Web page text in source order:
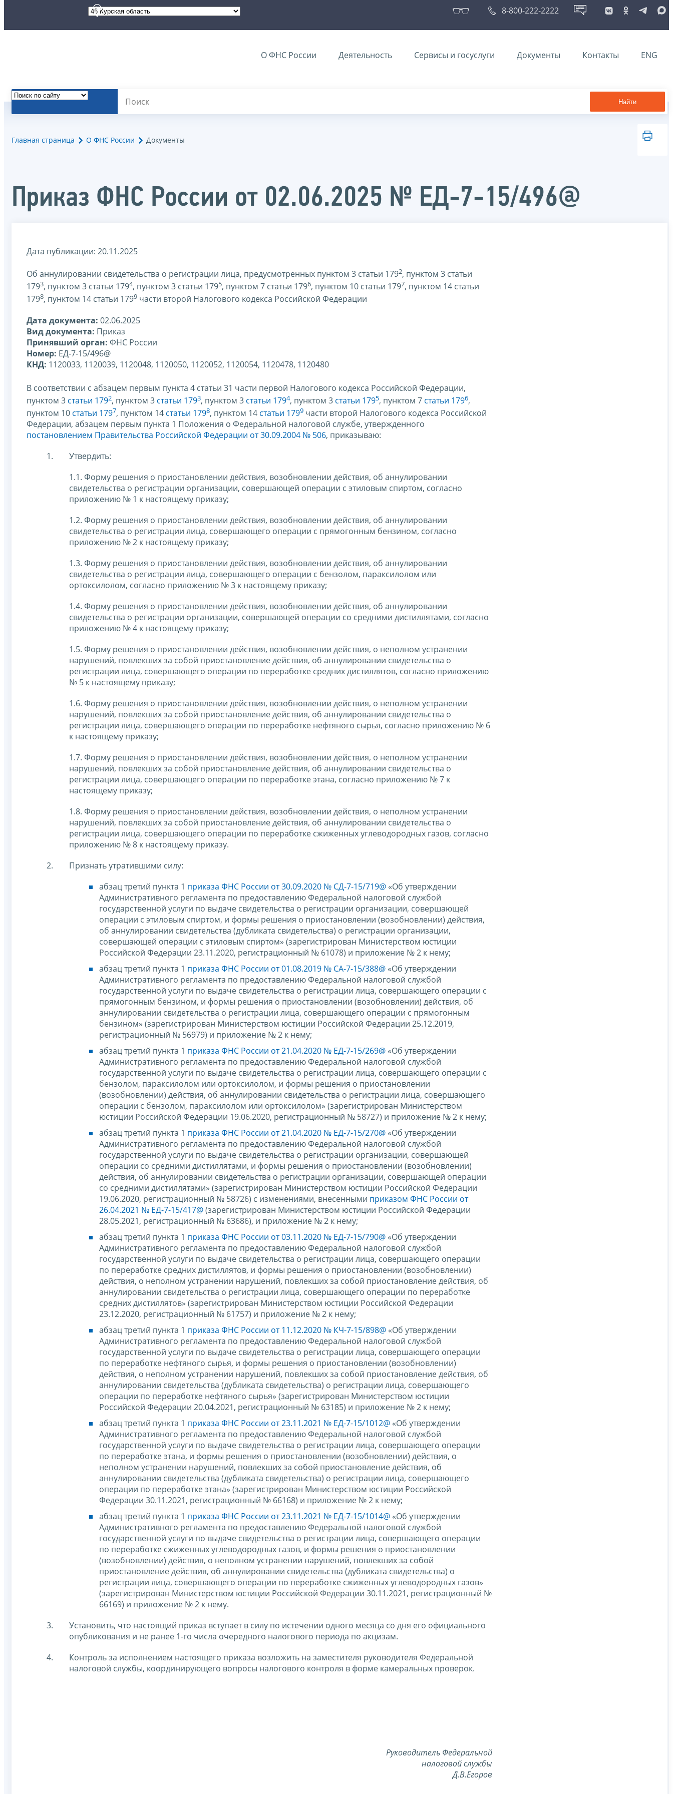
8-800-222-2222
О ФНС России Деятельность Сервисы и госуслуги Документы Контакты ENG
Найти
Главная страница О ФНС России Документы
Приказ ФНС России от 02.06.2025 № ЕД-7-15/496@
Дата публикации: 20.11.2025
Об аннулировании свидетельства о регистрации лица, предусмотренных пунктом 3 статьи 1792, пунктом 3 статьи
1793, пунктом 3 статьи 1794, пунктом 3 статьи 1795, пунктом 7 статьи 1796, пунктом 10 статьи 1797, пунктом 14 статьи
1798, пунктом 14 статьи 1799 части второй Налогового кодекса Российской Федерации
Дата документа: 02.06.2025
Вид документа: Приказ
Принявший орган: ФНС России
Номер: ЕД-7-15/496@
КНД: 1120033, 1120039, 1120048, 1120050, 1120052, 1120054, 1120478, 1120480
В соответствии с абзацем первым пункта 4 статьи 31 части первой Налогового кодекса Российской Федерации,
пунктом 3 статьи 1792, пунктом 3 статьи 1793, пунктом 3 статьи 1794, пунктом 3 статьи 1795, пунктом 7 статьи 1796,
пунктом 10 статьи 1797, пунктом 14 статьи 1798, пунктом 14 статьи 1799 части второй Налогового кодекса Российской
Федерации, абзацем первым пункта 1 Положения о Федеральной налоговой службе, утвержденного
постановлением Правительства Российской Федерации от 30.09.2004 № 506, приказываю:
Утвердить:
1.1. Форму решения о приостановлении действия, возобновлении действия, об аннулировании
свидетельства о регистрации организации, совершающей операции с этиловым спиртом, согласно
приложению № 1 к настоящему приказу;
1.2. Форму решения о приостановлении действия, возобновлении действия, об аннулировании
свидетельства о регистрации лица, совершающего операции с прямогонным бензином, согласно
приложению № 2 к настоящему приказу;
1.3. Форму решения о приостановлении действия, возобновлении действия, об аннулировании
свидетельства о регистрации лица, совершающего операции с бензолом, параксилолом или
ортоксилолом, согласно приложению № 3 к настоящему приказу;
1.4. Форму решения о приостановлении действия, возобновлении действия, об аннулировании
свидетельства о регистрации организации, совершающей операции со средними дистиллятами, согласно
приложению № 4 к настоящему приказу;
1.5. Форму решения о приостановлении действия, возобновлении действия, о неполном устранении
нарушений, повлекших за собой приостановление действия, об аннулировании свидетельства о
регистрации лица, совершающего операции по переработке средних дистиллятов, согласно приложению
№ 5 к настоящему приказу;
1.6. Форму решения о приостановлении действия, возобновлении действия, о неполном устранении
нарушений, повлекших за собой приостановление действия, об аннулировании свидетельства о
регистрации лица, совершающего операции по переработке нефтяного сырья, согласно приложению № 6
к настоящему приказу;
1.7. Форму решения о приостановлении действия, возобновлении действия, о неполном устранении
нарушений, повлекших за собой приостановление действия, об аннулировании свидетельства о
регистрации лица, совершающего операции по переработке этана, согласно приложению № 7 к
настоящему приказу;
1.8. Форму решения о приостановлении действия, возобновлении действия, о неполном устранении
нарушений, повлекших за собой приостановление действия, об аннулировании свидетельства о
регистрации лица, совершающего операции по переработке сжиженных углеводородных газов, согласно
приложению № 8 к настоящему приказу.
Признать утратившими силу:
абзац третий пункта 1 приказа ФНС России от 30.09.2020 № СД-7-15/719@ «Об утверждении
Административного регламента по предоставлению Федеральной налоговой службой
государственной услуги по выдаче свидетельства о регистрации организации, совершающей
операции с этиловым спиртом, и формы решения о приостановлении (возобновлении) действия,
об аннулировании свидетельства (дубликата свидетельства) о регистрации организации,
совершающей операции с этиловым спиртом» (зарегистрирован Министерством юстиции
Российской Федерации 23.11.2020, регистрационный № 61078) и приложение № 2 к нему;
абзац третий пункта 1 приказа ФНС России от 01.08.2019 № СА-7-15/388@ «Об утверждении
Административного регламента по предоставлению Федеральной налоговой службой
государственной услуги по выдаче свидетельства о регистрации лица, совершающего операции с
прямогонным бензином, и формы решения о приостановлении (возобновлении) действия, об
аннулировании свидетельства о регистрации лица, совершающего операции с прямогонным
бензином» (зарегистрирован Министерством юстиции Российской Федерации 25.12.2019,
регистрационный № 56979) и приложение № 2 к нему;
абзац третий пункта 1 приказа ФНС России от 21.04.2020 № ЕД-7-15/269@ «Об утверждении
Административного регламента по предоставлению Федеральной налоговой службой
государственной услуги по выдаче свидетельства о регистрации лица, совершающего операции с
бензолом, параксилолом или ортоксилолом, и формы решения о приостановлении
(возобновлении) действия, об аннулировании свидетельства о регистрации лица, совершающего
операции с бензолом, параксилолом или ортоксилолом» (зарегистрирован Министерством
юстиции Российской Федерации 19.06.2020, регистрационный № 58727) и приложение № 2 к нему;
абзац третий пункта 1 приказа ФНС России от 21.04.2020 № ЕД-7-15/270@ «Об утверждении
Административного регламента по предоставлению Федеральной налоговой службой
государственной услуги по выдаче свидетельства о регистрации организации, совершающей
операции со средними дистиллятами, и формы решения о приостановлении (возобновлении)
действия, об аннулировании свидетельства о регистрации организации, совершающей операции
со средними дистиллятами» (зарегистрирован Министерством юстиции Российской Федерации
19.06.2020, регистрационный № 58726) с изменениями, внесенными приказом ФНС России от
26.04.2021 № ЕД-7-15/417@(зарегистрирован Министерством юстиции Российской Федерации
28.05.2021, регистрационный № 63686), и приложение № 2 к нему;
абзац третий пункта 1 приказа ФНС России от 03.11.2020 № ЕД-7-15/790@ «Об утверждении
Административного регламента по предоставлению Федеральной налоговой службой
государственной услуги по выдаче свидетельства о регистрации лица, совершающего операции
по переработке средних дистиллятов, и формы решения о приостановлении (возобновлении)
действия, о неполном устранении нарушений, повлекших за собой приостановление действия, об
аннулировании свидетельства о регистрации лица, совершающего операции по переработке
средних дистиллятов» (зарегистрирован Министерством юстиции Российской Федерации
23.12.2020, регистрационный № 61757) и приложение № 2 к нему;
абзац третий пункта 1 приказа ФНС России от 11.12.2020 № КЧ-7-15/898@ «Об утверждении
Административного регламента по предоставлению Федеральной налоговой службой
государственной услуги по выдаче свидетельства о регистрации лица, совершающего операции
по переработке нефтяного сырья, и формы решения о приостановлении (возобновлении)
действия, о неполном устранении нарушений, повлекших за собой приостановление действия, об
аннулировании свидетельства (дубликата свидетельства) о регистрации лица, совершающего
операции по переработке нефтяного сырья» (зарегистрирован Министерством юстиции
Российской Федерации 20.04.2021, регистрационный № 63185) и приложение № 2 к нему;
абзац третий пункта 1 приказа ФНС России от 23.11.2021 № ЕД-7-15/1012@ «Об утверждении
Административного регламента по предоставлению Федеральной налоговой службой
государственной услуги по выдаче свидетельства о регистрации лица, совершающего операции
по переработке этана, и формы решения о приостановлении (возобновлении) действия, о
неполном устранении нарушений, повлекших за собой приостановление действия, об
аннулировании свидетельства (дубликата свидетельства) о регистрации лица, совершающего
операции по переработке этана» (зарегистрирован Министерством юстиции Российской
Федерации 30.11.2021, регистрационный № 66168) и приложение № 2 к нему;
абзац третий пункта 1 приказа ФНС России от 23.11.2021 № ЕД-7-15/1014@ «Об утверждении
Административного регламента по предоставлению Федеральной налоговой службой
государственной услуги по выдаче свидетельства о регистрации лица, совершающего операции
по переработке сжиженных углеводородных газов, и формы решения о приостановлении
(возобновлении) действия, о неполном устранении нарушений, повлекших за собой
приостановление действия, об аннулировании свидетельства (дубликата свидетельства) о
регистрации лица, совершающего операции по переработке сжиженных углеводородных газов»
(зарегистрирован Министерством юстиции Российской Федерации 30.11.2021, регистрационный №
66169) и приложение № 2 к нему.
Установить, что настоящий приказ вступает в силу по истечении одного месяца со дня его официального
опубликования и не ранее 1-го числа очередного налогового периода по акцизам.
Контроль за исполнением настоящего приказа возложить на заместителя руководителя Федеральной
налоговой службы, координирующего вопросы налогового контроля в форме камеральных проверок.
Руководитель Федеральной
налоговой службы
Д.В.Егоров